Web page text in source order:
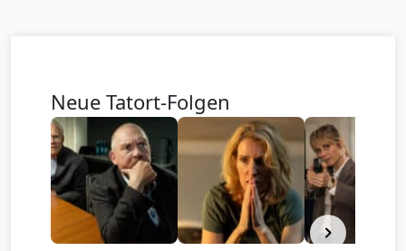
Neue Tatort-Folgen